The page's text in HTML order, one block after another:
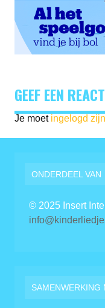
GEEF EEN
Je moet ingelogd
ONDERDEEL VAN
© 2025 Insert
SAMENWERKING